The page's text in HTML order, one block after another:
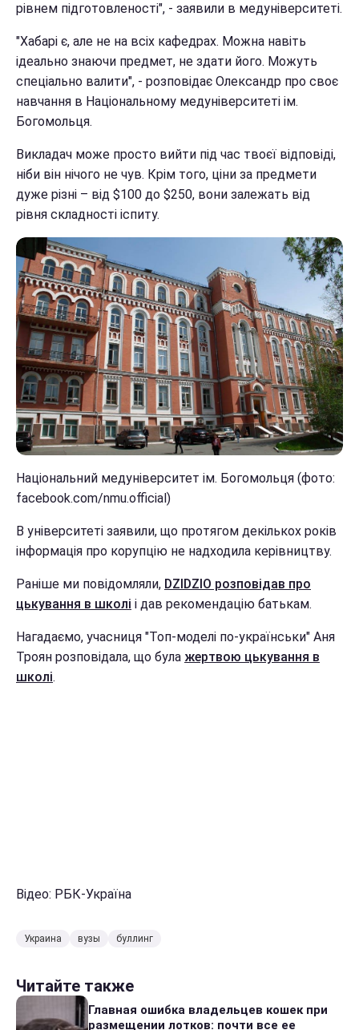
рівнем підготовленості", - заявили в медуніверситеті.
"Хабарі є, але не на всіх кафедрах. Можна навіть
ідеально знаючи предмет, не здати його. Можуть
спеціально валити", - розповідає Олександр про своє
навчання в Національному медуніверситеті ім.
Богомольця.
Викладач може просто вийти під час твоєї відповіді,
ніби він нічого не чув. Крім того, ціни за предмети
дуже різні – від $100 до $250, вони залежать від
рівня складності іспиту.
Національний медуніверситет ім. Богомольця (фото:
facebook.com/nmu.official)
В університеті заявили, що протягом декількох років
інформація про корупцію не надходила керівництву.
Раніше ми повідомляли, DZIDZIO розповідав про
цькування в школі і дав рекомендацію батькам.
Нагадаємо, учасниця "Топ-моделі по-українськи" Аня
Троян розповідала, що була жертвою цькування в
школі.
Відео: РБК-Україна
Украина вузы буллинг
Читайте также
Главная ошибка владельцев кошек при
размещении лотков: почти все ее